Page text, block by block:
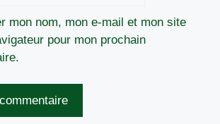
mon nom, mon e-mail et mon site
pour mon prochain